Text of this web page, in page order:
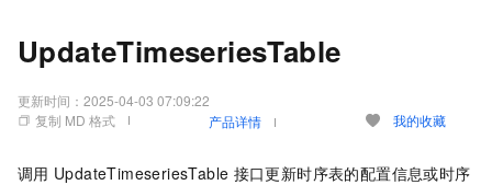
UpdateTimeseriesTable
更新时间： 2025-04-03 07:09:22
复制 MD 格式
产品详情 我的收藏
调用 UpdateTimeseriesTable 接口更新时序表的配置信息或时序